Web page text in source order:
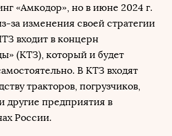
«Амкодор», но в июне 2024 г.
за изменения своей стратегии
входит в концерн
(КТЗ), который и будет
В КТЗ входят
тракторов, погрузчиков,
другие предприятия в
России.